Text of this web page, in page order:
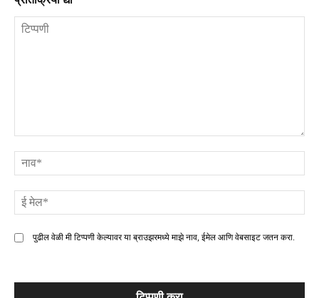
पुढील वेळी मी टिप्पणी केल्यावर या ब्राउझरमध्ये माझे नाव, ईमेल आणि वेबसाइट जतन करा.